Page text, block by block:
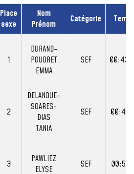
Place
sexe
Nom
Prénom
Catégorie
1
DURAND-
POUDRET
EMMA
SEF
2
DELANOUE-
SOARES-
DIAS
TANIA
SEF
3
PAWLIEZ
ELYSE
SEF